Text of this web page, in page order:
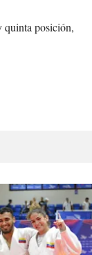
quinta posición,